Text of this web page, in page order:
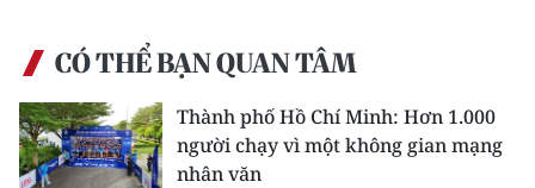
CÓ THỂ BẠN QUAN TÂM
Thành phố Hồ Chí Minh: Hơn 1.000
người chạy vì một không gian mạng
nhân văn